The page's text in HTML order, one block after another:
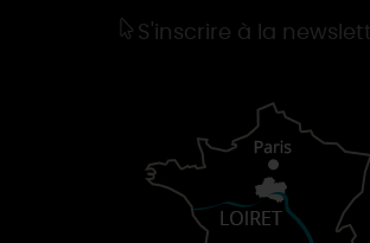
S'inscrire à la